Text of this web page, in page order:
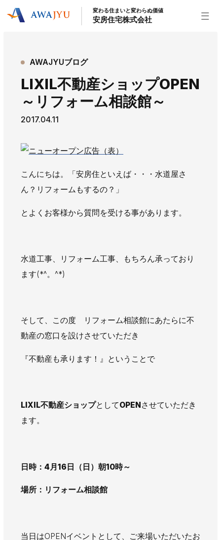
リフォーム事業 外装事業
新築住宅事業
不動産事業
インテリア事業
給湯器事業
大型物件事業
安房住宅について
スタッフ紹介
社長ブログ イベント お知らせ
チラシ
採用情報
お問い合わせ
変わる住まいと変わらぬ価値
安房住宅株式会社
AWAJYUブログ
LIXIL不動産ショップOPEN
～リフォーム相談館～
2017.04.11
こんにちは。「安房住といえば・・・水道屋さ
ん？リフォームもするの？」
とよくお客様から質問を受ける事があります。
水道工事、リフォーム工事、もちろん承っており
ます(*^。^*)
そして、この度 リフォーム相談館にあたらに不
動産の窓口を設けさせていただき
『不動産も承ります！』ということで
LIXIL不動産ショップとしてOPEN させていただき
ます。
日時：4月16日（日）朝10時～
場所：リフォーム相談館
当日はOPENイベントとして、ご来場いただいたお